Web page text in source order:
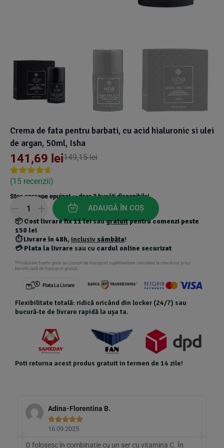
› (411)
🐕 Animale de Companie ›
› (340)
(36)
Super Alimente
Crema de fata pentru barbati, cu acid hialuronic si ulei
de argan, 50ml, Isha
149,15lei
141,69 lei
Rated4.57
based on
14
customer
ratings
(15 recenzii)
Stoc aproape epuizat — doar3bucăți disponibile!
ADAUGĂ ÎN COȘ
📦Cost livrare fix 11 leisaugratuitpentru comenzi peste
150 lei
⏱️Livrare în 48h, inclusiv sâmbăta!
💳Plata la livrare sau cu cardul online securizat
*Produsele foarte grele au costuri de transport suplimentare calculate la checkout și nu
beneficiază de transport gratuit.
Flexibilitate totală: ridică oricând din locker (24/7) sau
bucură-te de livrare rapidă la ușa ta.
Poti returna acest produs gratuit in termen de 14 zile!
Adina-Florentina B.

16.09.2025
O folosesc în combinație cu un ser cu vitamina C. În